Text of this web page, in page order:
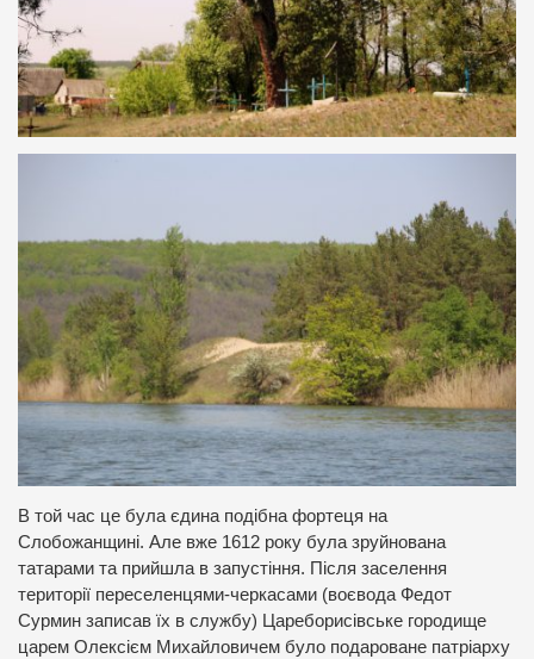
В той час це була єдина подібна фортеця на
Слобожанщині. Але вже 1612 року була зруйнована
татарами та прийшла в запустіння. Після заселення
території переселенцями-черкасами (воєвода Федот
Сурмин записав їх в службу) Цареборисівське городище
царем Олексієм Михайловичем було подароване патріарху